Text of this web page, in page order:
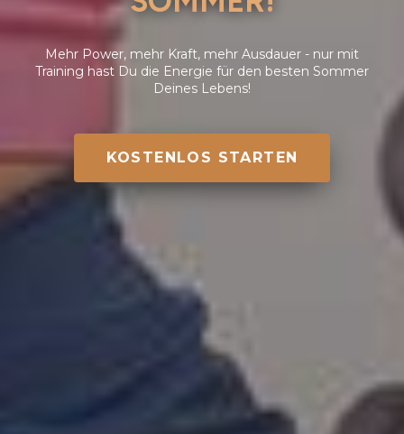
Mehr Power, mehr Kraft, mehr Ausdauer - nur mit
Training hast Du die Energie für den besten Sommer
Deines Lebens!
KOSTENLOS STARTEN